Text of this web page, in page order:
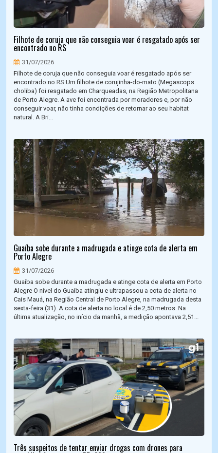
Filhote de coruja que não conseguia voar é resgatado após ser
encontrado no RS
31/07/2026
Filhote de coruja que não conseguia voar é resgatado após ser
encontrado no RS Um filhote de corujinha-do-mato (Megascops
choliba) foi resgatado em Charqueadas, na Região Metropolitana
de Porto Alegre. A ave foi encontrada por moradores e, por não
conseguir voar, não tinha condições de retornar ao seu habitat
natural. A Bri...
Guaíba sobe durante a madrugada e atinge cota de alerta em
Porto Alegre
31/07/2026
Guaíba sobe durante a madrugada e atinge cota de alerta em Porto
Alegre O nível do Guaíba atingiu e ultrapassou a cota de alerta no
Cais Mauá, na Região Central de Porto Alegre, na madrugada desta
sexta-feira (31). A cota de alerta no local é de 2,50 metros. Na
última atualização, no início da manhã, a medição apontava 2,51...
Três suspeitos de tentar enviar drogas com drones para